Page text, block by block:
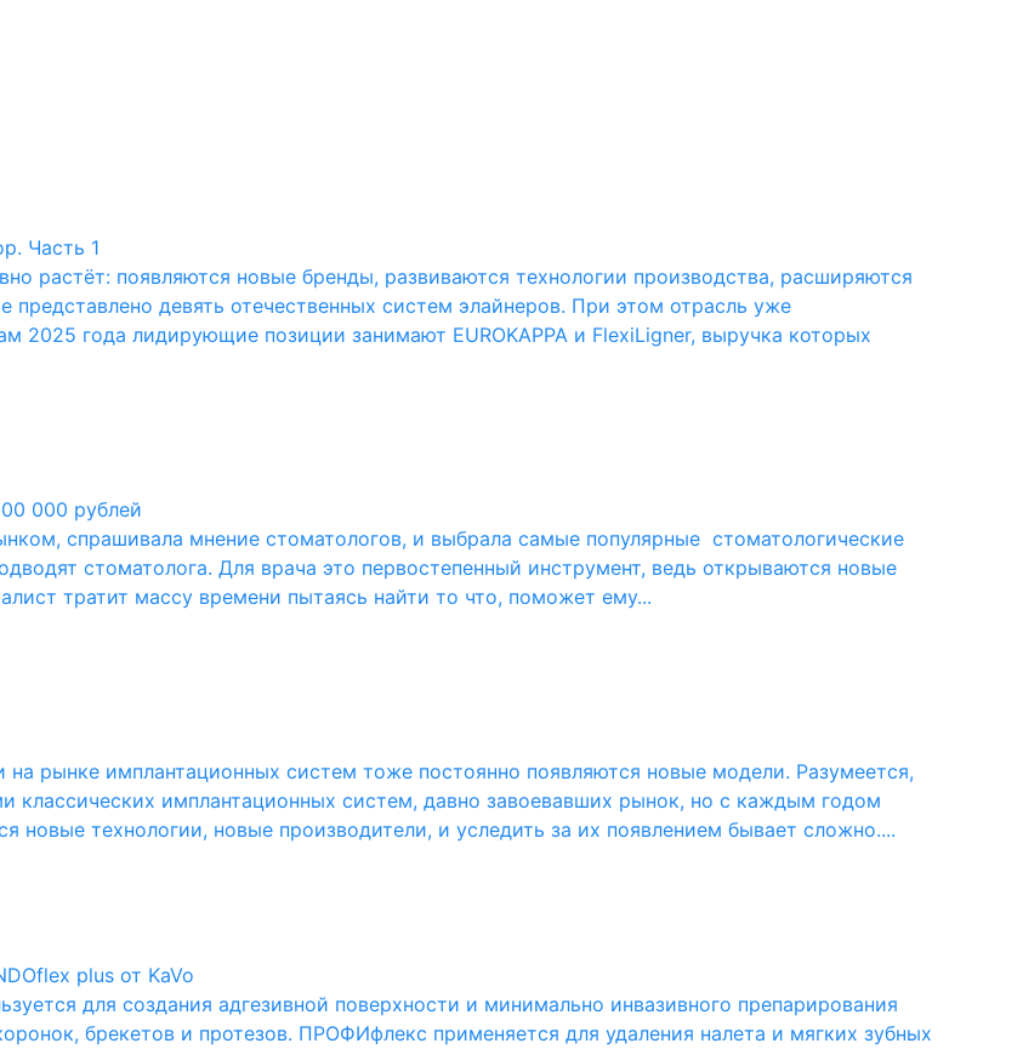
Часть 1
растёт: появляются новые бренды, развиваются технологии производства, расширяются
представлено девять отечественных систем элайнеров. При этом отрасль уже
2025 года лидирующие позиции занимают EUROKAPPA и FlexiLigner, выручка которых
000 рублей
спрашивала мнение стоматологов, и выбрала самые популярные стоматологические
стоматолога. Для врача это первостепенный инструмент, ведь открываются новые
тратит массу времени пытаясь найти то что, поможет ему...
рынке имплантационных систем тоже постоянно появляются новые модели. Разумеется,
классических имплантационных систем, давно завоевавших рынок, но с каждым годом
новые технологии, новые производители, и уследить за их появлением бывает сложно....
plus от KaVo
для создания адгезивной поверхности и минимально инвазивного препарирования
брекетов и протезов. ПРОФИфлекс применяется для удаления налета и мягких зубных